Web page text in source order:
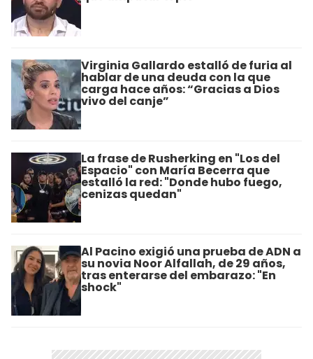
Virginia Gallardo estalló de furia al
hablar de una deuda con la que
carga hace años: “Gracias a Dios
vivo del canje”
La frase de Rusherking en "Los del
Espacio" con María Becerra que
estalló la red: "Donde hubo fuego,
cenizas quedan"
Al Pacino exigió una prueba de ADN a
su novia Noor Alfallah, de 29 años,
tras enterarse del embarazo: "En
shock"